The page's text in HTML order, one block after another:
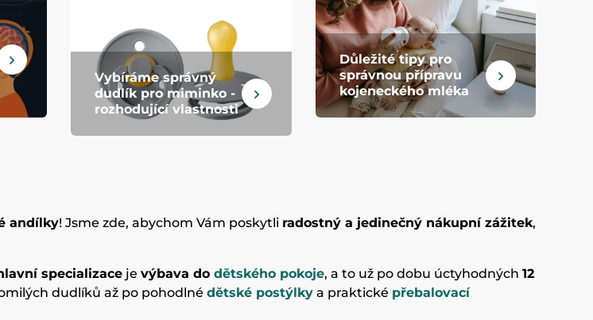
Vybíráme správný
dudlík pro miminko -
rozhodující vlastnosti
Důležité tipy pro
správnou přípravu
kojeneckého mléka
andílky! Jsme zde, abychom Vám poskytli radostný a jedinečný nákupní zážitek,
specializace je výbava do dětského pokoje, a to už po dobu úctyhodných 12
dudlíků až po pohodlné dětské postýlky a praktické přebalovací